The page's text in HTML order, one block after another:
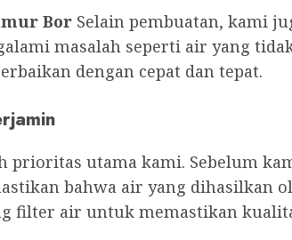
Bor Selain pembuatan, kami
masalah seperti air yang
dengan cepat dan tepat.
prioritas utama kami. Sebelum
bahwa air yang dihasilkan
filter air untuk memastikan